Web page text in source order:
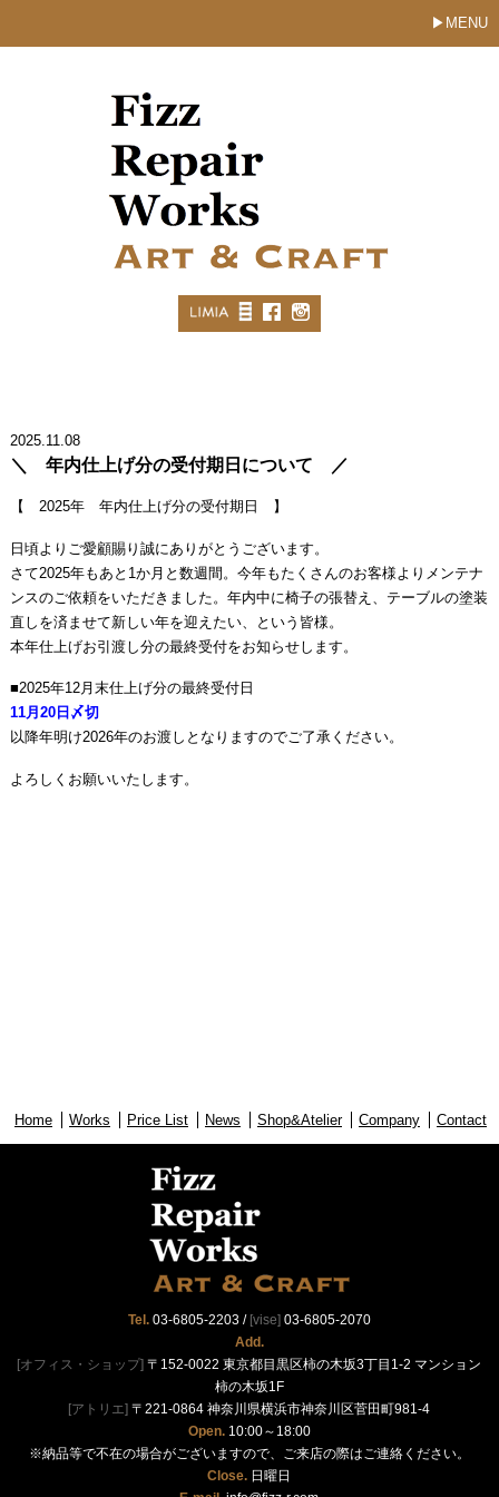
MENU
2025.11.08
＼ 年内仕上げ分の受付期日について ／
【 2025年 年内仕上げ分の受付期日 】
日頃よりご愛顧賜り誠にありがとうございます。
さて2025年もあと1か月と数週間。今年もたくさんのお客様よりメンテナ
ンスのご依頼をいただきました。年内中に椅子の張替え、テーブルの塗装
直しを済ませて新しい年を迎えたい、という皆様。
本年仕上げお引渡し分の最終受付をお知らせします。
■2025年12月末仕上げ分の最終受付日
11月20日〆切
以降年明け2026年のお渡しとなりますのでご了承ください。
よろしくお願いいたします。
Home Works Price List News Shop&Atelier Company Contact
Tel. 03-6805-2203/ [vise] 03-6805-2070
Add.
[オフィス・ショップ] 〒152-0022 東京都目黒区柿の木坂3丁目1-2 マンション
柿の木坂1F
[アトリエ] 〒221-0864 神奈川県横浜市神奈川区菅田町981-4
Open.10:00～18:00
※納品等で不在の場合がございますので、ご来店の際はご連絡ください。
Close. 日曜日